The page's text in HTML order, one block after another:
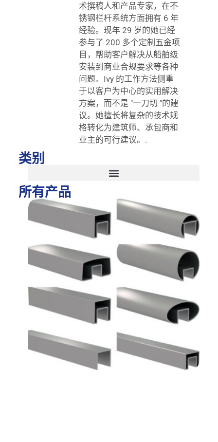
术撰稿人和产品专家，在不
锈钢栏杆系统方面拥有 6 年
经验。现年 29 岁的她已经
参与了 200 多个定制五金项
目，帮助客户解决从船舶级
安装到商业合规要求等各种
问题。Ivy 的工作方法侧重
于以客户为中心的实用解决
方案，而不是 "一刀切 "的建
议。她擅长将复杂的技术规
格转化为建筑师、承包商和
业主的可行建议。.
类别
所有产品